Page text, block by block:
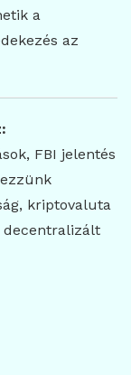
a
az
FBI jelentés
kriptovaluta
decentralizált